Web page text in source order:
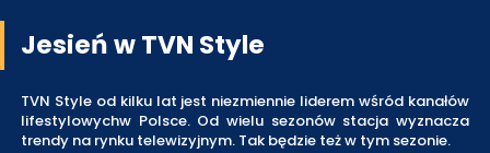
Jesień w TVN Style
TVN Style od kilku lat jest niezmiennie liderem wśród kanałów
lifestylowychw Polsce. Od wielu sezonów stacja wyznacza
trendy na rynku telewizyjnym. Tak będzie też w tym sezonie.